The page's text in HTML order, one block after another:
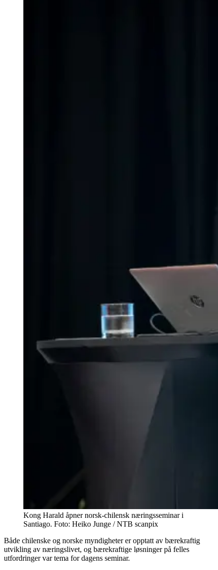
Kong Harald åpner norsk-chilensk næringsseminar i
Santiago. Foto: Heiko Junge / NTB scanpix
Både chilenske og norske myndigheter er opptatt av bærekraftig
utvikling av næringslivet, og bærekraftige løsninger på felles
utfordringer var tema for dagens seminar.